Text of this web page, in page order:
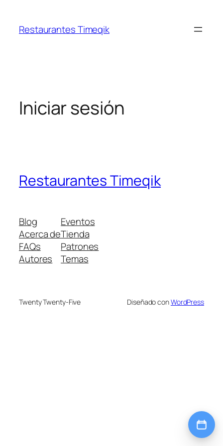
Restaurantes Timeqik
Iniciar sesión
Restaurantes Timeqik
Blog
Acerca de
FAQs
Autores
Eventos
Tienda
Patrones
Temas
Twenty Twenty-Five Diseñado conWordPress